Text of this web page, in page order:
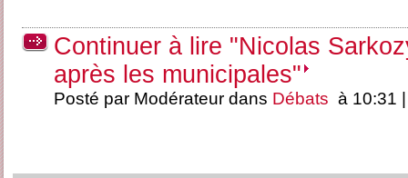
Continuer à lire "Nicolas
après les municipales"
Posté par Modérateur dans Débats à 10:31